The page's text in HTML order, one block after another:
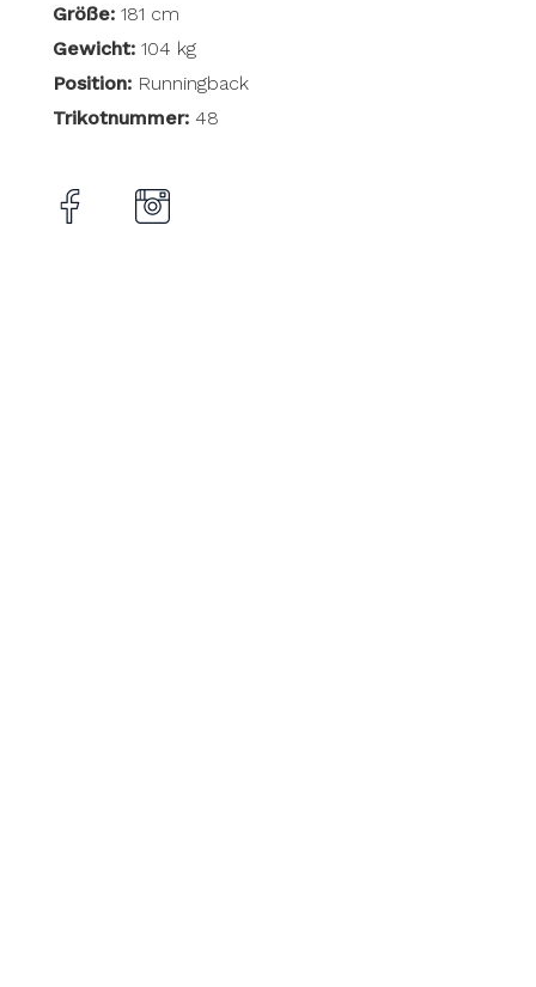
Größe:181 cm
Gewicht:104 kg
Position: Runningback
Trikotnummer: 48